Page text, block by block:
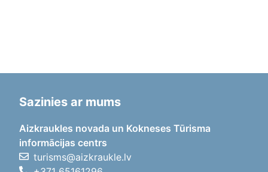
Sazinies ar mums
Aizkraukles novada un Kokneses Tūrisma
informācijas centrs
turisms@aizkraukle.lv